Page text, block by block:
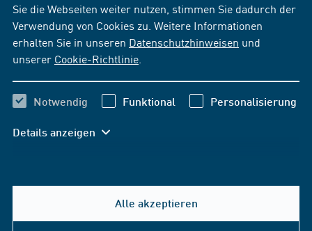
Sie die Webseiten weiter nutzen, stimmen Sie dadurch der
Verwendung von Cookies zu. Weitere Informationen
erhalten Sie in unseren Datenschutzhinweisen und
unserer Cookie-Richtlinie
Notwendig Funktional Personalisierung
Details anzeigen
Alle akzeptieren
Hilfe & Kontakt